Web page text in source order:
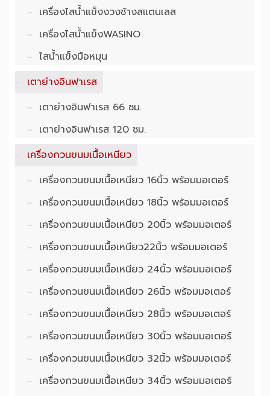
เครื่องไสน้ำแข็งงวงช้างสแตนเลส
เครื่องไสน้ำแข็งWASINO
ไสน้ำแข็งมือหมุน
เตาย่างอินฟาเรส
เตาย่างอินฟาเรส 66 ซม.
เตาย่างอินฟาเรส 120 ซม.
เครื่องกวนขนมเนื้อเหนียว
เครื่องกวนขนมเนื้อเหนียว 16นิ้ว พร้อมมอเตอร์
เครื่องกวนขนมเนื้อเหนียว 18นิ้ว พร้อมมอเตอร์
เครื่องกวนขนมเนื้อเหนียว 20นิ้ว พร้อมมอเตอร์
เครื่องกวนขนมเนื้อเหนียว22นิ้ว พร้อมมอเตอร์
เครื่องกวนขนมเนื้อเหนียว 24นิ้ว พร้อมมอเตอร์
เครื่องกวนขนมเนื้อเหนียว 26นิ้ว พร้อมมอเตอร์
เครื่องกวนขนมเนื้อเหนียว 28นิ้ว พร้อมมอเตอร์
เครื่องกวนขนมเนื้อเหนียว 30นิ้ว พร้อมมอเตอร์
เครื่องกวนขนมเนื้อเหนียว 32นิ้ว พร้อมมอเตอร์
เครื่องกวนขนมเนื้อเหนียว 34นิ้ว พร้อมมอเตอร์